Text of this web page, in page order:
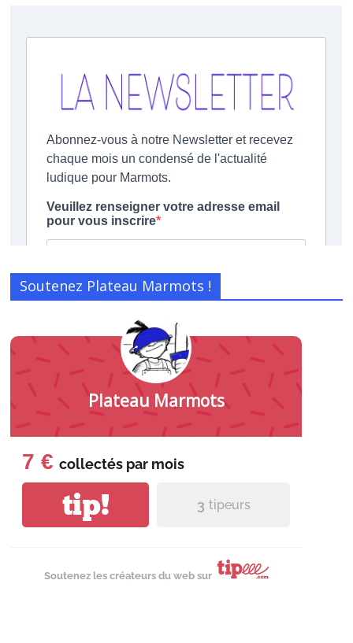
Soutenez Plateau Marmots !
Plateau Marmots
7 € collectés par mois
tip! 3 tipeurs
Soutenez les créateurs du web sur